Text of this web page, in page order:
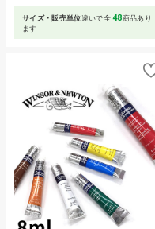
サイズ・販売単位違いで全48商品あり
ます